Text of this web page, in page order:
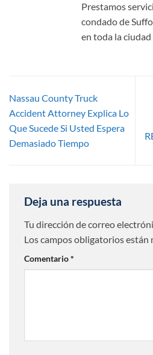
Prestamos
condado de
en toda la
Nassau County Truck
Accident Attorney Explica Lo
Que Sucede Si Usted Espera
Demasiado Tiempo
Deja una respuesta
Tu dirección de correo
Los campos obligatorios están
Comentario*